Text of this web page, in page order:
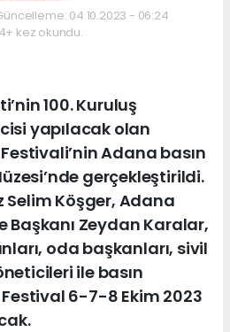
04.10.2023 - 06:24
kez okundu.
100. Kuruluş
yapılacak olan
Adana basın
gerçekleştirildi.
Köşger, Adana
Başkanı Zeydan Karalar,
oda başkanları, sivil
ile basın
Festival 6-7-8 Ekim 2023